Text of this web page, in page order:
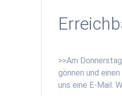
>>Am
gönnen und
uns eine E-Mail.